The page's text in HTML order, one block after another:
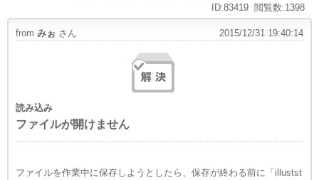
閲覧数:1398
ID:83419
from みぉ さん 2015/12/31 19:40:14
読み込み
ファイルが開けません
ファイルを作業中に保存しようとしたら、保存が終わる前に「illustst